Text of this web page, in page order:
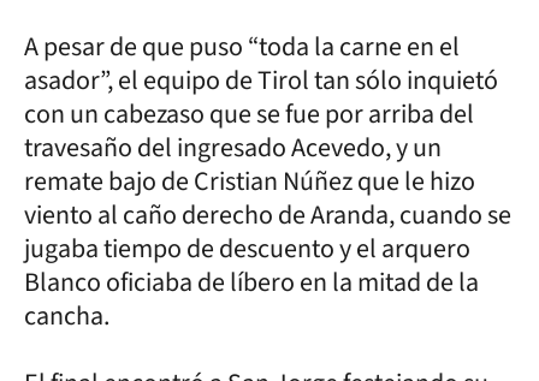
A pesar de que puso “toda la carne en el
asador”, el equipo de Tirol tan sólo inquietó
con un cabezaso que se fue por arriba del
travesaño del ingresado Acevedo, y un
remate bajo de Cristian Núñez que le hizo
viento al caño derecho de Aranda, cuando se
jugaba tiempo de descuento y el arquero
Blanco oficiaba de líbero en la mitad de la
cancha.